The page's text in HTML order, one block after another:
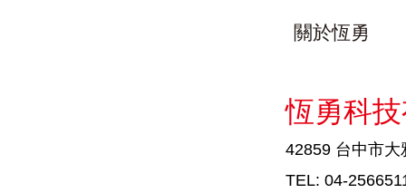
關於恆勇
恆勇科
42859 台中市
TEL: 04-